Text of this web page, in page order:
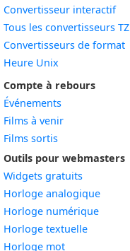
Convertisseur interactif
Tous les convertisseurs TZ
Convertisseurs de format
Heure Unix
Compte à rebours
Événements
Films à venir
Films sortis
Outils pour webmasters
Widgets gratuits
Horloge analogiqueWidget
Horloge numériqueWidget
Horloge textuelleWidget
Horloge motWidget